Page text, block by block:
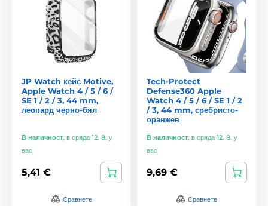
JP Watch кейс Motive,
Apple Watch 4 / 5 / 6 /
SE 1 / 2 / 3, 44 mm,
леопард черно-бял
В наличност, в сряда 12. 8. у
вас
5,41 €
Сравнете
Tech-Protect
Defense360 Apple
Watch 4 / 5 / 6 / SE 1 / 2
/ 3, 44 mm, сребристо-
оранжев
В наличност, в сряда 12. 8. у
вас
9,69 €
Сравнете